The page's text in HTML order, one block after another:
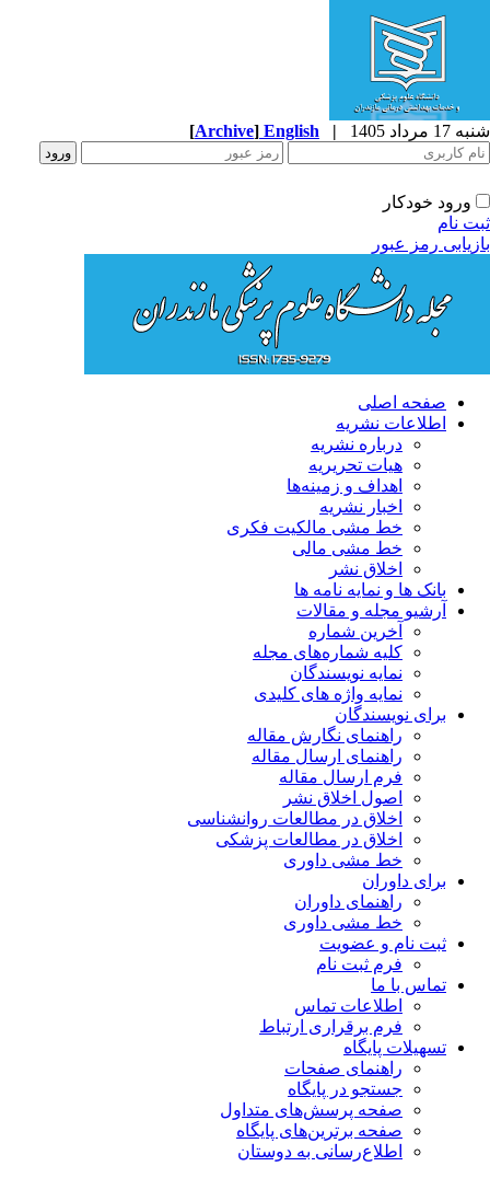
مرداد 1405 |
English
[Archive]
ورود خودکار
نام
رمز عبور
صفحه اصلی
اطلاعات نشریه
درباره نشریه
هیات تحریریه
اهداف و زمینه‌ها
اخبار نشریه
خط مشی مالکیت فکری
خط مشی مالی
اخلاق نشر
بانک ها و نمایه نامه ها
آرشیو مجله و مقالات
آخرین شماره
کلیه شماره‌های مجله
نمایه نویسندگان
نمایه واژه های کلیدی
برای نویسندگان
راهنمای نگارش مقاله
راهنمای ارسال مقاله
فرم ارسال مقاله
اصول اخلاق نشر
اخلاق در مطالعات روانشناسی
اخلاق در مطالعات پزشکی
خط مشی داوری
برای داوران
راهنمای داوران
خط مشی داوری
ثبت نام و عضویت
فرم ثبت نام
تماس با ما
اطلاعات تماس
فرم برقراری ارتباط
تسهیلات پایگاه
راهنمای صفحات
جستجو در پایگاه
صفحه پرسش‌های متداول
صفحه برترین‌های پایگاه
اطلاع‌رسانی به دوستان